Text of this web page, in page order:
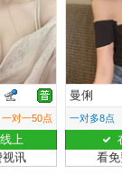
一对一50点
上
视讯
曼俐
一对多8点
看